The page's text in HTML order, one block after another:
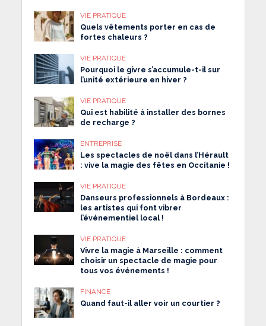
VIE PRATIQUE
Quels vêtements porter en cas de
fortes chaleurs ?
VIE PRATIQUE
Pourquoi le givre s’accumule-t-il sur
l’unité extérieure en hiver ?
VIE PRATIQUE
Qui est habilité à installer des bornes
de recharge ?
ENTREPRISE
Les spectacles de noël dans l’Hérault
: vive la magie des fêtes en Occitanie !
VIE PRATIQUE
Danseurs professionnels à Bordeaux :
les artistes qui font vibrer
l’événementiel local !
VIE PRATIQUE
Vivre la magie à Marseille : comment
choisir un spectacle de magie pour
tous vos événements !
FINANCE
Quand faut-il aller voir un courtier ?